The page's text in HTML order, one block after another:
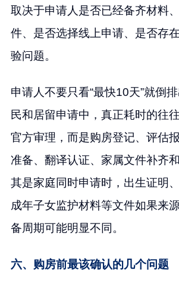
取决于申请人是否已经备齐材料
件、是否选择线上申请、是否存
验问题。
申请人不要只看“最快10天”就倒
民和居留申请中，真正耗时的往
官方审理，而是购房登记、评估
准备、翻译认证、家属文件补齐
其是家庭同时申请时，出生证明
成年子女监护材料等文件如果来
备周期可能明显不同。
六、购房前最该确认的几个问题